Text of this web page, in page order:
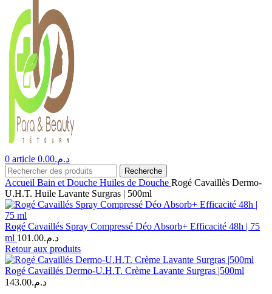
0 article د.م.0.00
Recherche
Accueil Bain et Douche Huiles de Douche Rogé Cavaillès Dermo-
U.H.T. Huile Lavante Surgras | 500ml
Rogé Cavaillés Spray Compressé Déo Absorb+ Efficacité 48h | 75
ml
د.م.101.00
Retour aux produits
Rogé Cavaillés Dermo-U.H.T. Crème Lavante Surgras |500ml
د.م.143.00